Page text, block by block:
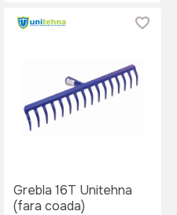
Grebla 16T Unitehna
(fara coada)